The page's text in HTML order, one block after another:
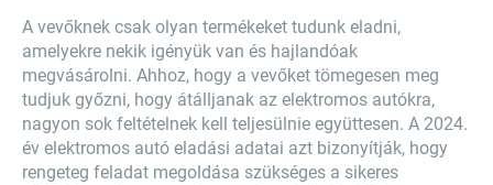
A vevőknek csak olyan termékeket tudunk eladni,
amelyekre nekik igényük van és hajlandóak
megvásárolni. Ahhoz, hogy a vevőket tömegesen meg
tudjuk győzni, hogy átálljanak az elektromos autókra,
nagyon sok feltételnek kell teljesülnie együttesen. A 2024.
év elektromos autó eladási adatai azt bizonyítják, hogy
rengeteg feladat megoldása szükséges a sikeres